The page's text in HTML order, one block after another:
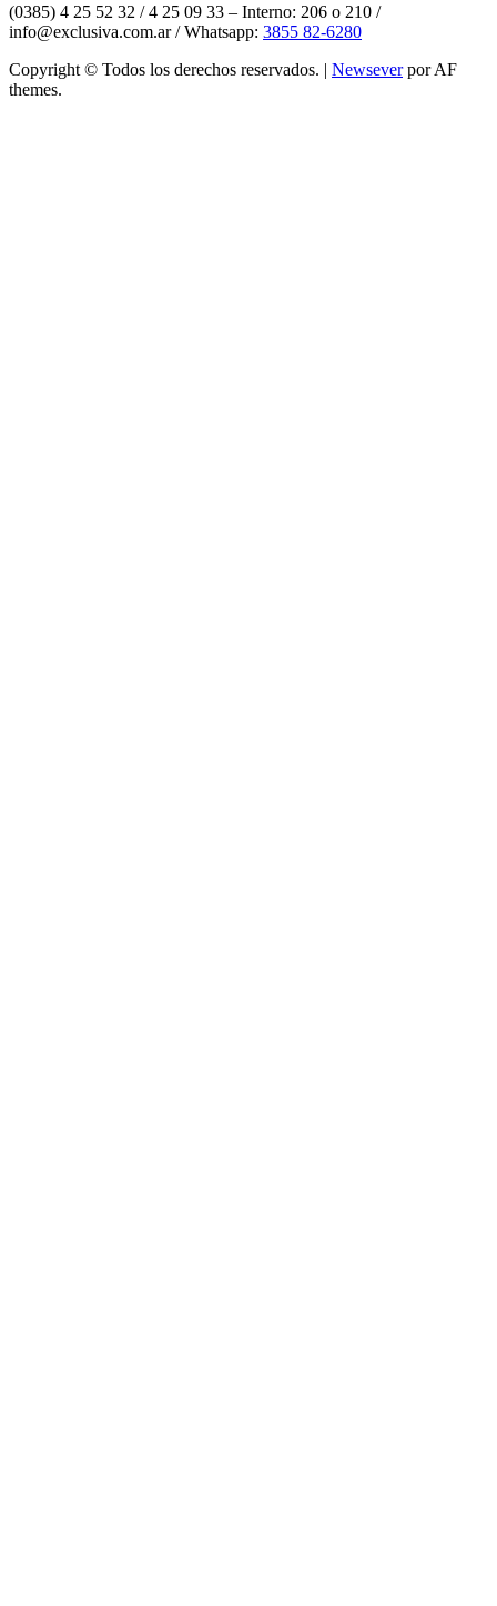
(0385) 4 25 52 32 / 4 25 09 33 – Interno: 206 o 210 /
info@exclusiva.com.ar / Whatsapp: 3855 82-6280
Copyright © Todos los derechos reservados. | Newseverpor AF
themes.